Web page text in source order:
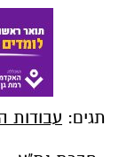
תגים: עבודות